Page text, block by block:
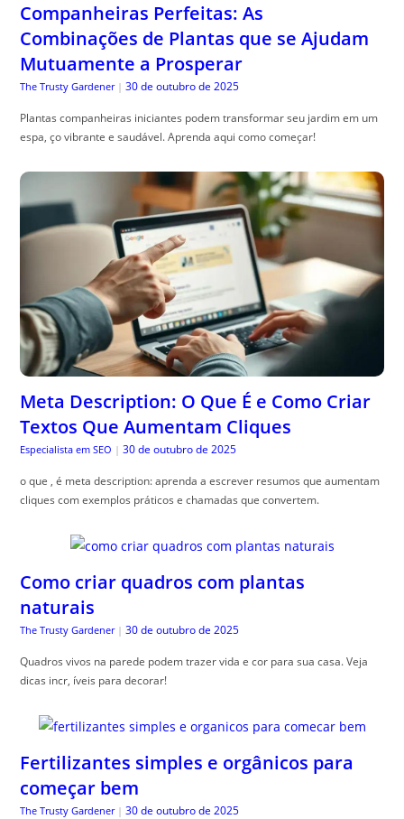
Companheiras Perfeitas: As
Combinações de Plantas que se Ajudam
Mutuamente a Prosperar
The Trusty Gardener | 30 de outubro de 2025
Plantas companheiras iniciantes podem transformar seu jardim em um
espa, ço vibrante e saudável. Aprenda aqui como começar!
Meta Description: O Que É e Como Criar
Textos Que Aumentam Cliques
Especialista em SEO | 30 de outubro de 2025
o que , é meta description: aprenda a escrever resumos que aumentam
cliques com exemplos práticos e chamadas que convertem.
Como criar quadros com plantas
naturais
The Trusty Gardener | 30 de outubro de 2025
Quadros vivos na parede podem trazer vida e cor para sua casa. Veja
dicas incr, íveis para decorar!
Fertilizantes simples e orgânicos para
começar bem
The Trusty Gardener | 30 de outubro de 2025